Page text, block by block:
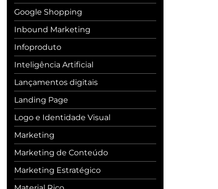
Google Shopping
Inbound Marketing
Infoproduto
Inteligência Artificial
Lançamentos digitais
Landing Page
Logo e Identidade Visual
Marketing
Marketing de Conteúdo
Marketing Estratégico